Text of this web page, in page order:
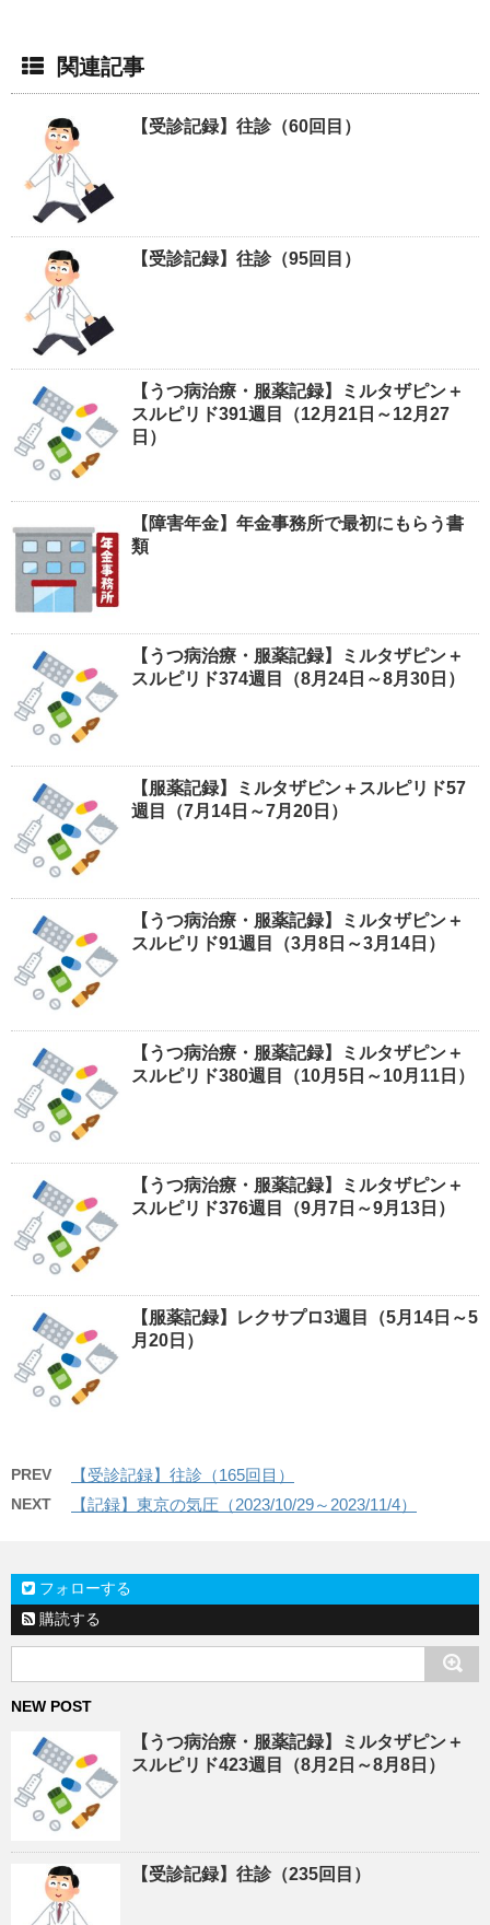
関連記事
【受診記録】往診（60回目）
【受診記録】往診（95回目）
【うつ病治療・服薬記録】ミルタザピン＋
スルピリド391週目（12月21日～12月27
日）
【障害年金】年金事務所で最初にもらう書
類
【うつ病治療・服薬記録】ミルタザピン＋
スルピリド374週目（8月24日～8月30日）
【服薬記録】ミルタザピン＋スルピリド57
週目（7月14日～7月20日）
【うつ病治療・服薬記録】ミルタザピン＋
スルピリド91週目（3月8日～3月14日）
【うつ病治療・服薬記録】ミルタザピン＋
スルピリド380週目（10月5日～10月11日）
【うつ病治療・服薬記録】ミルタザピン＋
スルピリド376週目（9月7日～9月13日）
【服薬記録】レクサプロ3週目（5月14日～5
月20日）
PREV 【受診記録】往診（165回目）
NEXT 【記録】東京の気圧（2023/10/29～2023/11/4）
フォローする
購読する
NEW POST
【うつ病治療・服薬記録】ミルタザピン＋
スルピリド423週目（8月2日～8月8日）
【受診記録】往診（235回目）